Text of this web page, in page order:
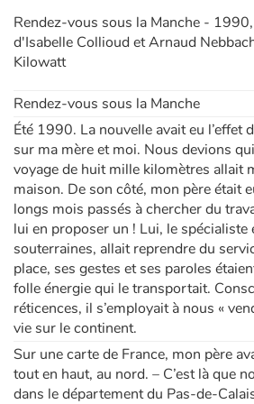
Rendez-vous sous la Manche -
d'Isabelle Collioud et Arnaud
Kilowatt
Rendez-vous sous la Manche
Été 1990. La nouvelle avait eu l’effet
sur ma mère et moi. Nous devions
voyage de huit mille kilomètres allait
maison. De son côté, mon père était
longs mois passés à chercher du
lui en proposer un ! Lui, le
souterraines, allait reprendre du
place, ses gestes et ses paroles
folle énergie qui le transportait.
réticences, il s’employait à nous «
vie sur le continent.
Sur une carte de France, mon père
tout en haut, au nord. – C’est là que
dans le département du Pas-de-